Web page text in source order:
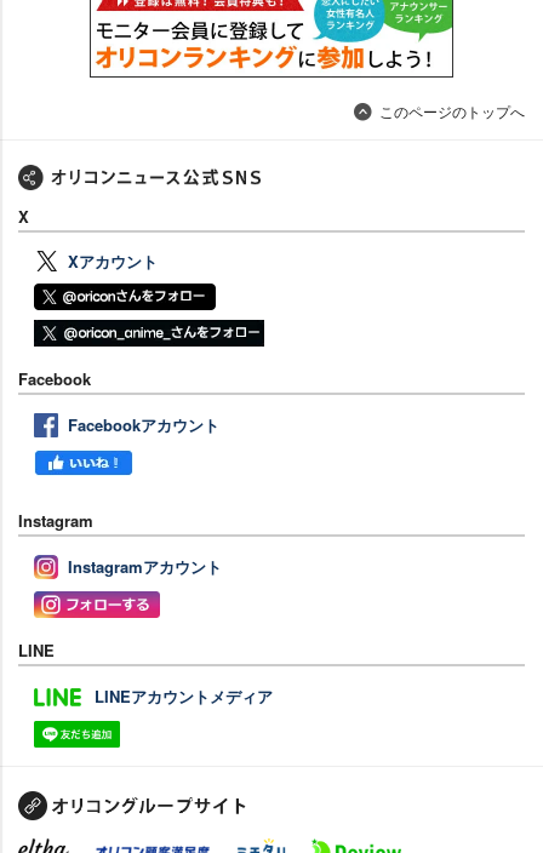
このページのトップへ
X
Xアカウント
Facebook
Facebookアカウント
Instagram
Instagramアカウント
LINE
LINEアカウントメディア